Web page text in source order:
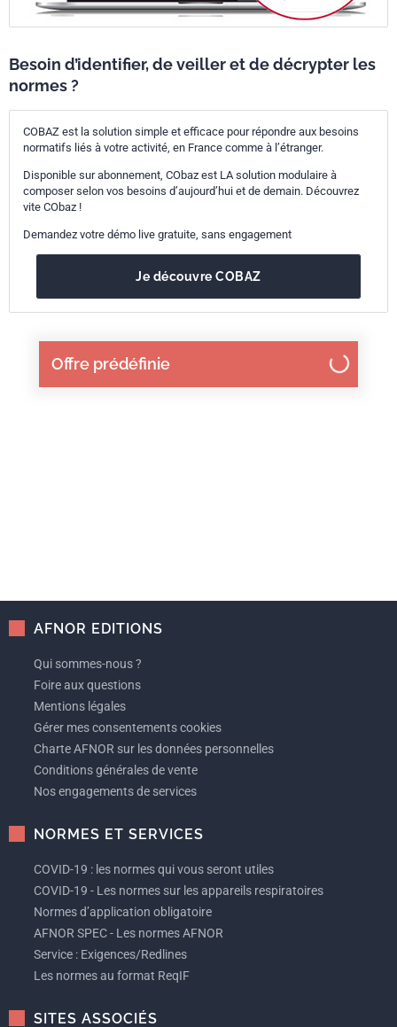
Offre prédéfinie
Besoin d’identifier, de veiller et de décrypter les
normes ?
COBAZ est la solution simple et efficace pour répondre aux besoins
normatifs liés à votre activité, en France comme à l’étranger.
Disponible sur abonnement, CObaz est LA solution modulaire à
composer selon vos besoins d’aujourd’hui et de demain. Découvrez
vite CObaz !
Demandez votre démo live gratuite, sans engagement
Je découvre COBAZ
AFNOR EDITIONS
Qui sommes-nous ?
Foire aux questions
Mentions légales
Gérer mes consentements cookies
Charte AFNOR sur les données personnelles
Conditions générales de vente
Nos engagements de services
NORMES ET SERVICES
COVID-19 : les normes qui vous seront utiles
COVID-19 - Les normes sur les appareils respiratoires
Normes d’application obligatoire
AFNOR SPEC - Les normes AFNOR
Service : Exigences/Redlines
Les normes au format ReqIF
SITES ASSOCIÉS